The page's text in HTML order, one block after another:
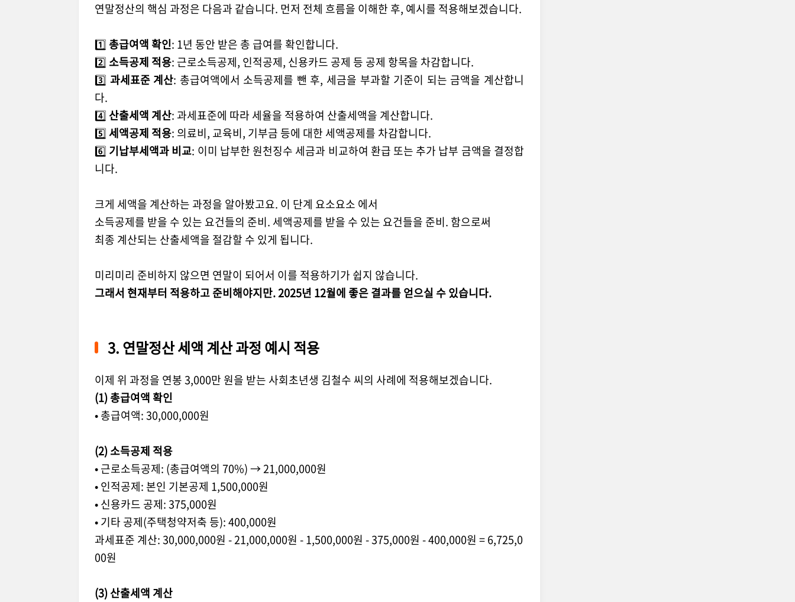
연말정산의 핵심 과정은 다음과 같습니다. 먼저 전체 흐름을 이해한 후, 예시를 적용해보겠습니다.
1 총급여액 확인: 1년 동안 받은 총 급여를 확인합니다.
2 소득공제 적용: 근로소득공제, 인적공제, 신용카드 공제 등 공제 항목을 차감합니다.
3 과세표준 계산: 총급여액에서 소득공제를 뺀 후, 세금을 부과할 기준이 되는 금액을 계산합니
다.
4 산출세액 계산:과세표준에 따라 세율을 적용하여 산출세액을 계산합니다.
5세액공제 적용: 의료비, 교육비, 기부금 등에 대한 세액공제를 차감합니다.
6 기납부세액과 비교: 이미 납부한 원천징수 세금과 비교하여 환급 또는 추가 납부 금액을 결정합
니다.
크게 세액을 계산하는 과정을 알아봤고요. 이 단계 요소요소 에서
소득공제를 받을 수 있는 요건들의 준비. 세액공제를 받을 수 있는 요건들을 준비. 함으로써
최종 계산되는 산출세액을 절감할 수 있게 됩니다.
미리미리 준비하지 않으면 연말이 되어서 이를 적용하기가 쉽지 않습니다.
그래서 현재부터 적용하고 준비해야지만. 2025년 12월에 좋은 결과를 얻으실 수 있습니다.
3.연말정산 세액 계산 과정 예시 적용
이제 위 과정을 연봉3,000만 원을 받는 사회초년생 김철수 씨의 사례에 적용해보겠습니다.
(1)총급여액 확인
•총급여액: 30,000,000원
(2)소득공제 적용
•근로소득공제: (총급여액의 70%)→21,000,000원
•인적공제: 본인 기본공제 1,500,000원
•신용카드 공제: 375,000원
•기타 공제(주택청약저축 등): 400,000원
과세표준 계산: 30,000,000원 - 21,000,000원 - 1,500,000원 - 375,000원 - 400,000원 = 6,725,0
00원
(3)산출세액 계산